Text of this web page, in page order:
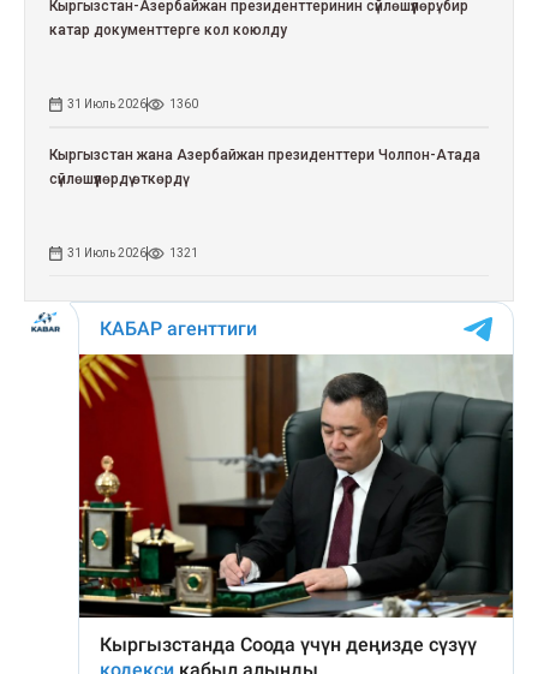
Кыргызстан-Азербайжан президенттеринин сүйлөшүүлөрү: бир
катар документтерге кол коюлду
31 Июль 2026 1360
Кыргызстан жана Азербайжан президенттери Чолпон-Атада
сүйлөшүүлөрдү өткөрдү
31 Июль 2026 1321